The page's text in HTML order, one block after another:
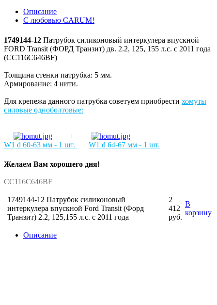
Описание
С любовью CARUM!
1749144-12 Патрубок силиконовый интеркулера впускной
FORD Transit (ФОРД Транзит) дв. 2.2, 125, 155 л.с. с 2011 года
(CC116C646BF)
Толщина стенки патрубка: 5 мм.
Армирование: 4 нити.
Для крепежа данного патрубка советуем приобрести хомуты
силовые одноболтовые:
+
W1 d 60-63 мм - 1 шт.
W1 d 64-67 мм - 1 шт.
Желаем Вам хорошего дня!
CC116C646BF
1749144-12 Патрубок силиконовый
интеркулера впускной Ford Transit (Форд
Транзит) 2.2, 125,155 л.с. с 2011 года
2
412
руб.
В
корзину
Описание